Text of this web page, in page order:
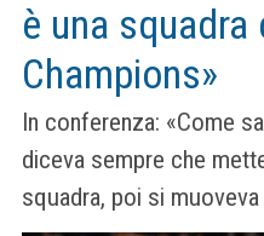
è una
Champions»
In conferenza: «Come
diceva sempre che
squadra, poi si